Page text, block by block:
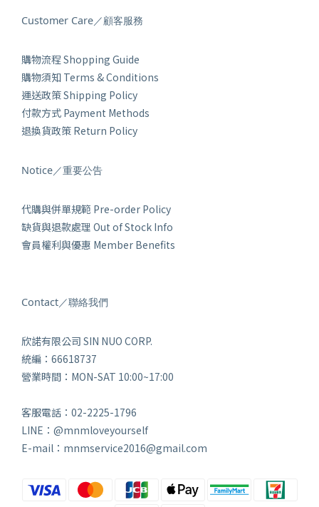
Customer Care／顧客服務
購物流程 Shopping Guide
購物須知 Terms & Conditions
運送政策 Shipping Policy
付款方式 Payment Methods
退換貨政策 Return Policy
Notice／重要公告
代購與併單規範 Pre-order Policy
缺貨與退款處理 Out of Stock Info
會員權利與優惠 Member Benefits
Contact／聯絡我們
欣諾有限公司 SIN NUO CORP.
統編：66618737
營業時間：MON-SAT 10:00~17:00
客服電話：02-2225-1796
LINE：@mnmloveyourself
E-mail：mnmservice2016@gmail.com